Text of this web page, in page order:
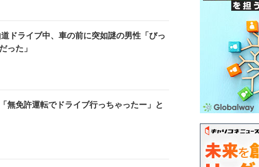
ドライブ中、車の前に突如謎の男性「びっ
った」
無免許運転でドライブ行っちゃったー」と